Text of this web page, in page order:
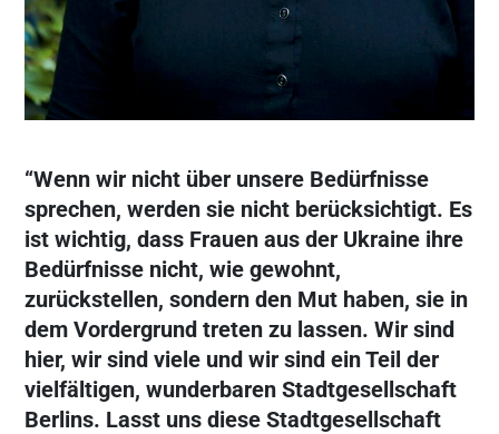
“Wenn wir nicht über unsere Bedürfnisse
sprechen, werden sie nicht berücksichtigt. Es
ist wichtig, dass Frauen aus der Ukraine ihre
Bedürfnisse nicht, wie gewohnt,
zurückstellen, sondern den Mut haben, sie in
dem Vordergrund treten zu lassen. Wir sind
hier, wir sind viele und wir sind ein Teil der
vielfältigen, wunderbaren Stadtgesellschaft
Berlins. Lasst uns diese Stadtgesellschaft